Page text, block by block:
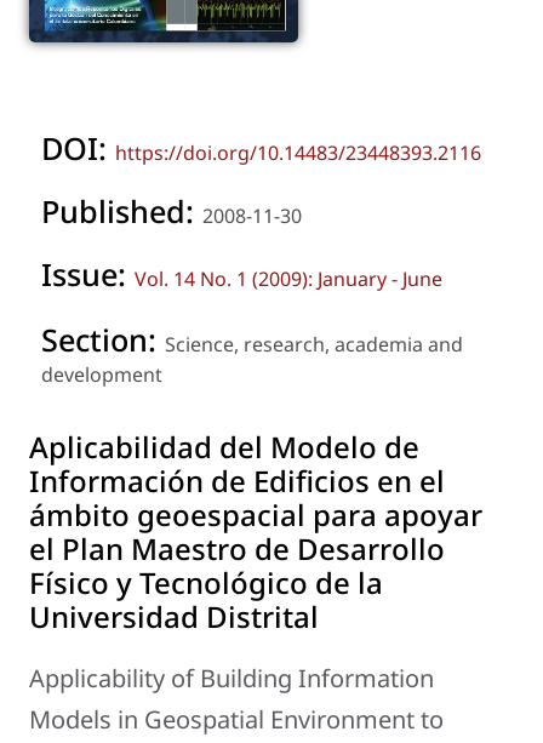
DOI: https://doi.org/10.14483/23448393.2116
Published: 2008-11-30
Issue: Vol. 14 No. 1 (2009): January - June
Section: Science, research, academia and
development
Aplicabilidad del Modelo de
Información de Edificios en el
ámbito geoespacial para apoyar
el Plan Maestro de Desarrollo
Físico y Tecnológico de la
Universidad Distrital
Applicability of Building Information
Models in Geospatial Environment to